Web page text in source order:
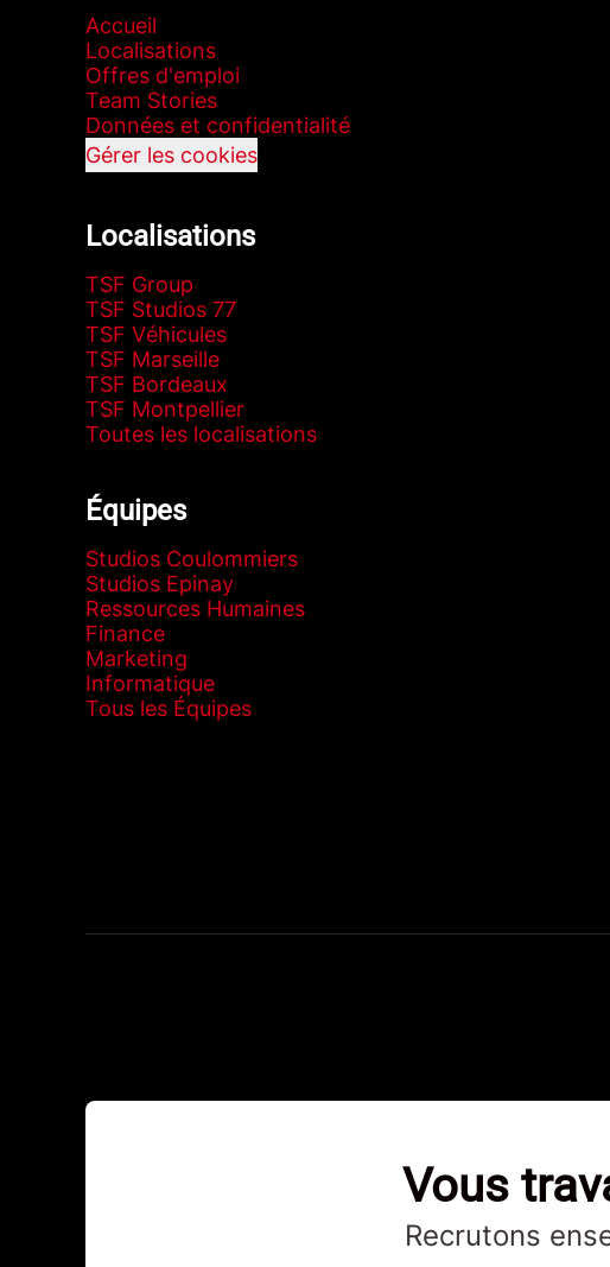
Accueil
Localisations
Offres d'emploi
Team Stories
Données et confidentialité
Gérer les cookies
Localisations
TSF Group
TSF Studios 77
TSF Véhicules
TSF Marseille
TSF Bordeaux
TSF Montpellier
Toutes les localisations
Équipes
Studios Coulommiers
Studios Epinay
Ressources Humaines
Finance
Marketing
Informatique
Tous les Équipes
Vous
Recrutons